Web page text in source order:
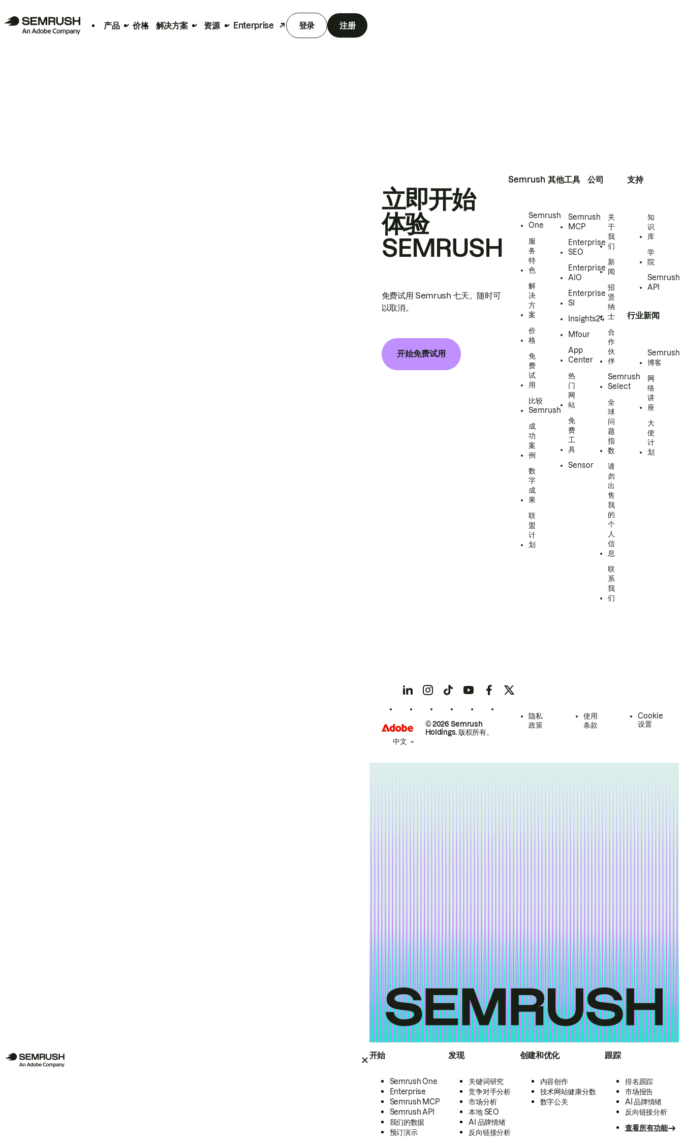
产品 价格 解决方案 资源 Enterprise 登录 注册
开始
Semrush One
Enterprise
Semrush MCP
Semrush API
我们的数据
预订演示
发现
关键词研究
竞争对手分析
市场分析
本地 SEO
AI 品牌情绪
反向链接分析
创建和优化
内容创作
技术网站健康分数
数字公关
跟踪
排名跟踪
市场报告
AI 品牌情绪
反向链接分析
查看所有功能
立即开始
体验
SEMRUSH
免费试用 Semrush 七天。随时可
以取消。
开始免费试用
Semrush
Semrush
One
服
务
特
色
解
决
方
案
价
格
免
费
试
用
比较
Semrush
成
功
案
例
数
字
成
果
联
盟
计
划
其他工具
Semrush
MCP
Enterprise
SEO
Enterprise
AIO
Enterprise
SI
Insights24
Mfour
App
Center
热
门
网
站
免
费
工
具
Sensor
公司
关
于
我
们
新
闻
招
贤
纳
士
合
作
伙
伴
Semrush
Select
全
球
问
题
指
数
请
勿
出
售
我
的
个
人
信
息
联
系
我
们
支持
知
识
库
学
院
Semrush
API
行业新闻
Semrush
博客
网
络
讲
座
大
使
计
划
© 2026 Semrush
Holdings. 版权所有。
隐私
政策
使用
条款
Cookie
设置
中文